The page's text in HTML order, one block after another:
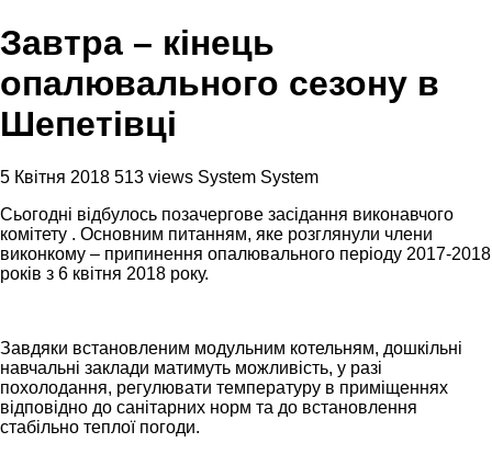
Завтра – кінець
опалювального сезону в
Шепетівці
5 Квітня 2018 513 views System System
Сьогодні відбулось позачергове засідання виконавчого
комітету . Основним питанням, яке розглянули члени
виконкому – припинення опалювального періоду 2017-2018
років з 6 квітня 2018 року.
Завдяки встановленим модульним котельням, дошкільні
навчальні заклади матимуть можливість, у разі
похолодання, регулювати температуру в приміщеннях
відповідно до санітарних норм та до встановлення
стабільно теплої погоди.